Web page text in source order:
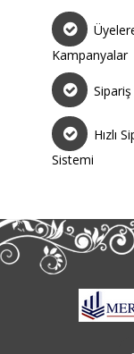
Kampanyalar
Hızlı
Sistemi